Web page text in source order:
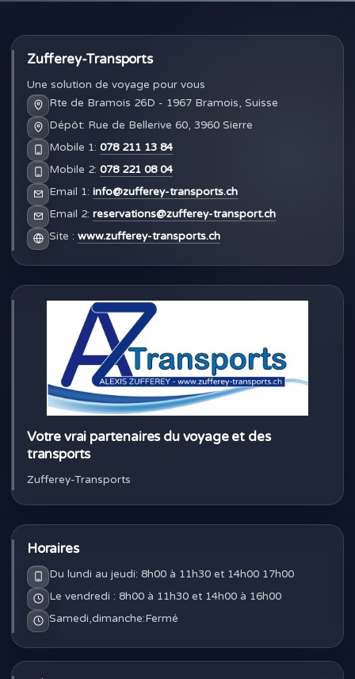
Zufferey-Transports
Une solution de voyage pour vous
Rte de Bramois 26D - 1967 Bramois, Suisse
Dépôt: Rue de Bellerive 60, 3960 Sierre
Mobile 1: 078 211 13 84
Mobile 2: 078 221 08 04
Email 1: info@zufferey-transports.ch
Email 2: reservations@zufferey-transport.ch
Site : www.zufferey-transports.ch
Votre vrai partenaires du voyage et des
transports
Zufferey-Transports
Horaires
Du lundi au jeudi: 8h00 à 11h30 et 14h00 17h00
Le vendredi : 8h00 à 11h30 et 14h00 à 16h00
Samedi,dimanche:Fermé